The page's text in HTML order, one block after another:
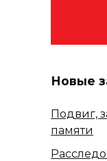
Новые
Подвиг,
памяти